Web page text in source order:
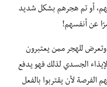
أو تم هجرهم بشكل شديد
عن أنفسهم!
للهجر ممن يعتبرون
الجسدي لذلك فهو يدفع
الفرصة لأن يقتربوا بالفعل